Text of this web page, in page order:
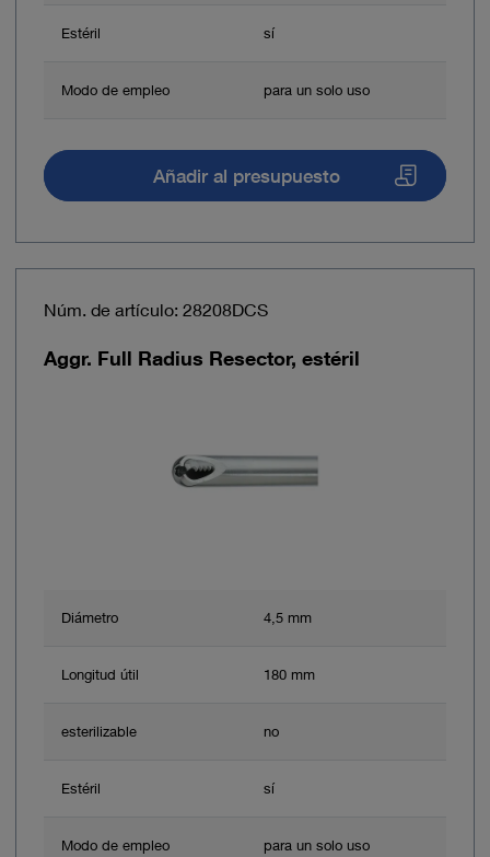
Estéril sí
Modo de empleo para un solo uso
Añadir al presupuesto
Núm. de artículo: 28208DCS
Aggr. Full Radius Resector, estéril
Diámetro 4,5 mm
Longitud útil 180 mm
esterilizable no
Estéril sí
Modo de empleo para un solo uso